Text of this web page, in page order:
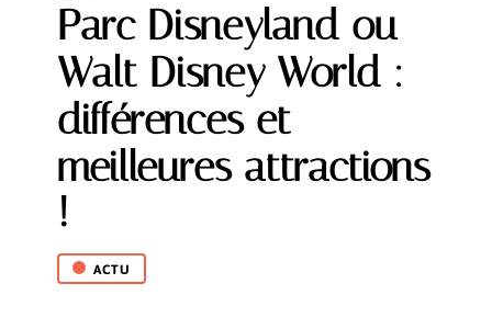
Parc Disneyland ou
Walt Disney World :
différences et
meilleures attractions
!
ACTU